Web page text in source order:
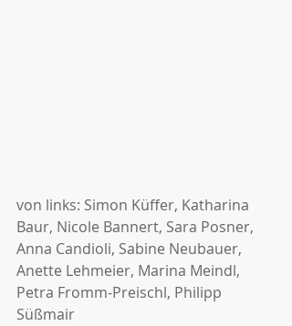
von links: Simon Küffer, Katharina
Baur, Nicole Bannert, Sara Posner,
Anna Candioli, Sabine Neubauer,
Anette Lehmeier, Marina Meindl,
Petra Fromm-Preischl, Philipp
Süßmair